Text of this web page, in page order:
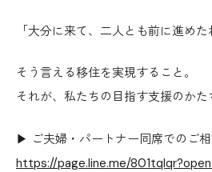
「大分に来て、二人とも前に進めた
そう言える移住を実現すること。
それが、私たちの目指す支援のかた
▶ ご夫婦・パートナー同席でのご相
https://page.line.me/